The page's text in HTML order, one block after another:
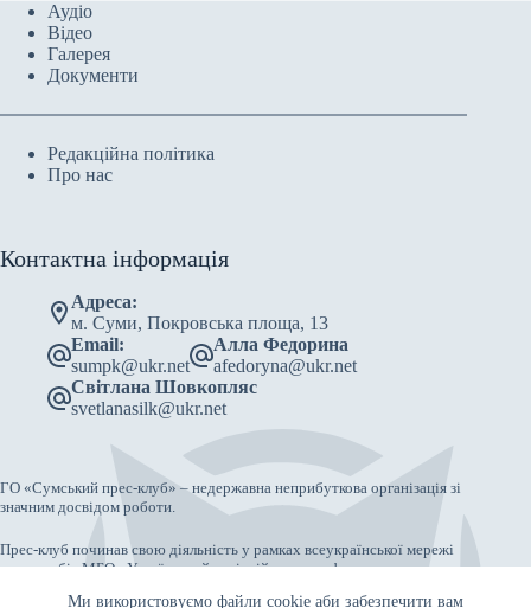
Ми використовуємо файли cookie аби забезпечити вам
Аудіо
Відео
Галерея
Документи
Редакційна політика
Про нас
Контактна інформація
Адреса:
м. Суми, Покровська площа, 13
Email:
sumpk@ukr.net
Алла Федорина
afedoryna@ukr.net
Світлана Шовкопляс
svetlanasilk@ukr.net
ГО «Сумський прес-клуб» – недержавна неприбуткова організація зі
значним досвідом роботи.
Прес-клуб починав свою діяльність у рамках всеукраїнської мережі
прес-клубів МБО «Український освітній центр реформ».